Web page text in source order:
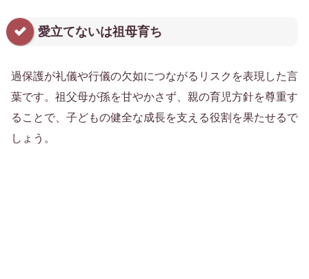
愛立てないは祖母育ち
過保護が礼儀や行儀の欠如につながるリスクを表現した言
葉です。祖父母が孫を甘やかさず、親の育児方針を尊重す
ることで、子どもの健全な成長を支える役割を果たせるで
しょう。